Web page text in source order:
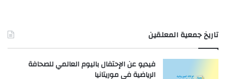
تاريخ جمعية المعلقين
فيديو عن الإحتفال باليوم العالمي للصحافة
الرياضية في موريتانيا